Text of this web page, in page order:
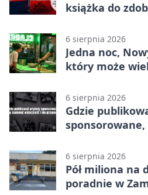
książka do
6 sierpnia 2026
Jedna noc,
który może
6 sierpnia 2026
Gdzie
6 sierpnia 2026
Pół miliona na
poradnie w